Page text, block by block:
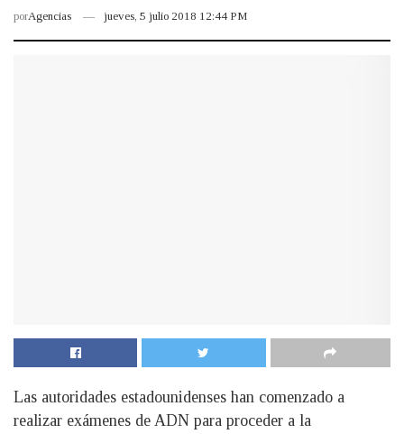
porAgencias jueves, 5 julio 2018 12:44 PM
Las autoridades estadounidenses han comenzado a
realizar exámenes de ADN para proceder a la